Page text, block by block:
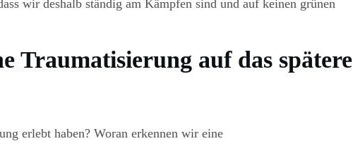
wir deshalb ständig am Kämpfen sind und auf keinen grünen
Traumatisierung auf das spätere
erlebt haben? Woran erkennen wir eine